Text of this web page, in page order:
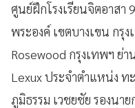
ศูนย์ฝึกโรงเรียนจิตอาสา
พระองค์ เขตบางเขน กรุ
Rosewood กรุงเทพฯ ย่
Lexux ประจำตำแหน่ง ท
ภูมิธรรม เวชยชัย รองนา